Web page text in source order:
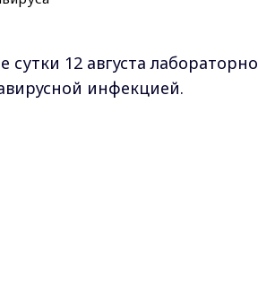
12 августа лабораторно
инфекцией.